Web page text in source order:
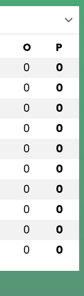
O P
0 0
0 0
0 0
0 0
0 0
0 0
0 0
0 0
0 0
0 0